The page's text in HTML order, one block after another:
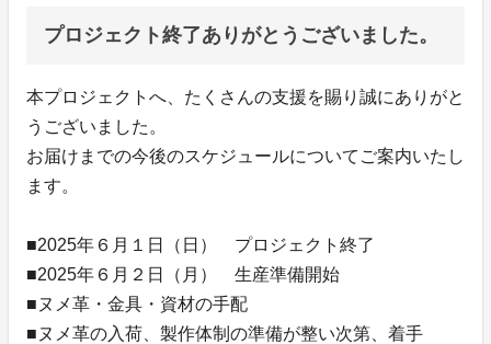
プロジェクト終了ありがとうございました。
本プロジェクトへ、たくさんの支援を賜り誠にありがと
うございました。
お届けまでの今後のスケジュールについてご案内いたし
ます。
■2025年６月１日（日） プロジェクト終了
■2025年６月２日（月） 生産準備開始
■ヌメ革・金具・資材の手配
■ヌメ革の入荷、製作体制の準備が整い次第、着手